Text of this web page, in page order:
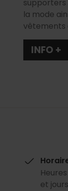
supporters
la mode
vêtements
INFO +
et